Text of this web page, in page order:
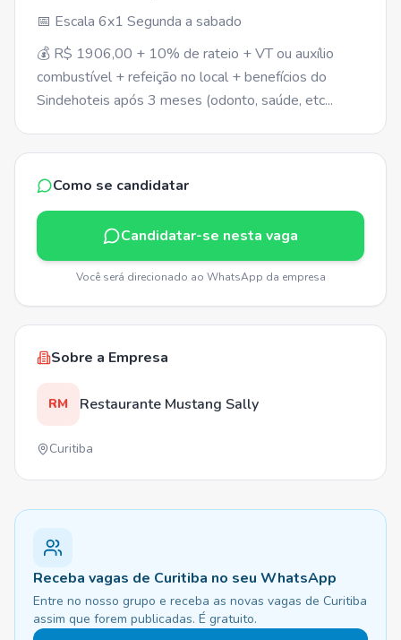
📅 Escala 6x1 Segunda a sabado
💰 R$ 1906,00 + 10% de rateio + VT ou auxílio
combustível + refeição no local + benefícios do
Sindehoteis após 3 meses (odonto, saúde, etc...
Como se candidatar
Candidatar-se nesta vaga
Você será direcionado ao WhatsApp da empresa
Sobre a Empresa
RM Restaurante Mustang Sally
Curitiba
Receba vagas de Curitiba no seu WhatsApp
Entre no nosso grupo e receba as novas vagas de Curitiba
assim que forem publicadas. É gratuito.